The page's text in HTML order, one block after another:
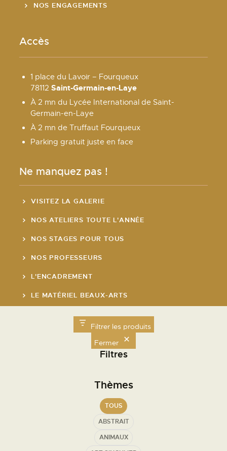
Filtrer les produits
Fermer
Filtres
Thèmes
TOUS
ABSTRAIT
ANIMAUX
NOS ENGAGEMENTS
Accès
1 place du Lavoir – Fourqueux
78112Saint-Germain-en-Laye
À 2 mn du Lycée International de Saint-
Germain-en-Laye
À 2 mn de Truffaut Fourqueux
Parking gratuit juste en face
Ne manquez pas !
VISITEZ LA GALERIE
NOS ATELIERS TOUTE L'ANNÉE
NOS STAGES POUR TOUS
NOS PROFESSEURS
L'ENCADREMENT
LE MATÉRIEL BEAUX-ARTS
LE MARCHÉ DE L'ART DE ST GERMAIN
Mercredi de 8h30 à 19h00
21h00
Samedi de 9h30 à 19h00